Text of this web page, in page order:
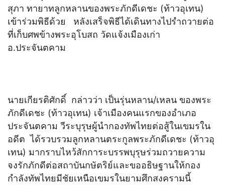
สุภา ทายาทลูกหลานของพระภักดีเดชะ (ท้าวอุเทน)
เข้าร่วมพิธีด้วย หลังเสร็จพิธีได้เดินทางไปรำถวายต่อ
ที่เก็บศพข้างพระอุโบสถ วัดแจ้งเมืองเก่า
อ.ประจันตคาม
นายเกียรติศักดิ์ กล่าวว่า เป็นรุ่นหลาน/เหลน ของพระ
ภักดีเดชะ (ท้าวอุเทน) เจ้าเมืองคนแรกของอำเภอ
ประจันตคาม วีระบุรุษผู้นำกองทัพไทยต่อสู้ในเขมรใน
อดีต ได้รวบรวมลูกหลานตระกูลพระภักดีเดชะ (ท้าวอุ
เทน) มากราบไหว้สักการะบรรพบุรุษร่วมถวายความ
จงรักภักดีต่อสถาบันกษัตริย์และขออธิษฐานให้กอง
กำลังทัพไทยมีชัยเหนือเขมรในยามศึกสงครามนี้